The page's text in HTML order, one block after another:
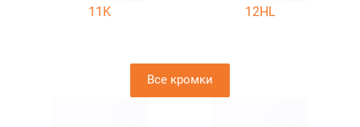
11K 12HL
Все кромки